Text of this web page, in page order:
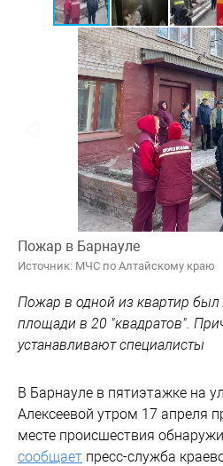
Пожар в Барнауле
Источник: МЧС по Алтайскому краю
Пожар в одной из квартир
площади в 20 "квадратов".
устанавливают специалисты
В Барнауле в пятиэтажке на
Алексеевой утром 17 апреля
месте происшествия
сообщает пресс-служба